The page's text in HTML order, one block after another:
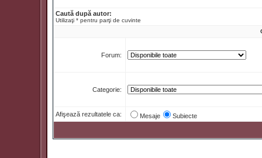
Caută după autor:
Utilizaţi * pentru parţi de cuvinte
Forum:
Categorie:
Afişează rezultatele ca: Mesaje Subiecte